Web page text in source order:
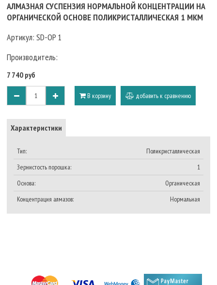
АЛМАЗНАЯ СУСПЕНЗИЯ НОРМАЛЬНОЙ КОНЦЕНТРАЦИИ НА
ОРГАНИЧЕСКОЙ ОСНОВЕ ПОЛИКРИСТАЛЛИЧЕСКАЯ 1 МКМ
Артикул: SD-OP 1
Производитель:
7 740 руб
В корзину добавить к сравнению
Характеристики
Тип:
Поликристаллическая
Зернистость порошка:
1
Основа:
Органическая
Концентрация алмазов:
Нормальная